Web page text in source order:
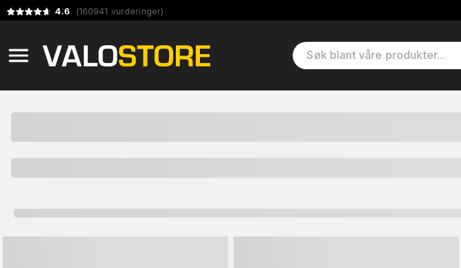
4.6 (160941 vurderinger)